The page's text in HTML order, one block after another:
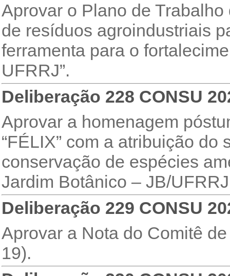
Aprovar o Plano de
de resíduos agroindustriais
ferramenta para o
UFRRJ”.
Deliberação 228 CONSU
Aprovar a homenagem
“FÉLIX” com a atribuição
conservação de espécies
Jardim Botânico – JB/
Deliberação 229 CONSU
Aprovar a Nota do Comitê
19).